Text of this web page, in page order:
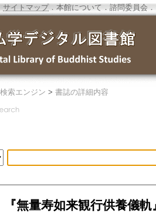
サイトマップ．本館について ． 諮問委員会 ．
検索エンジン > 書誌の詳細内容
『無量寿如来観行供養儀